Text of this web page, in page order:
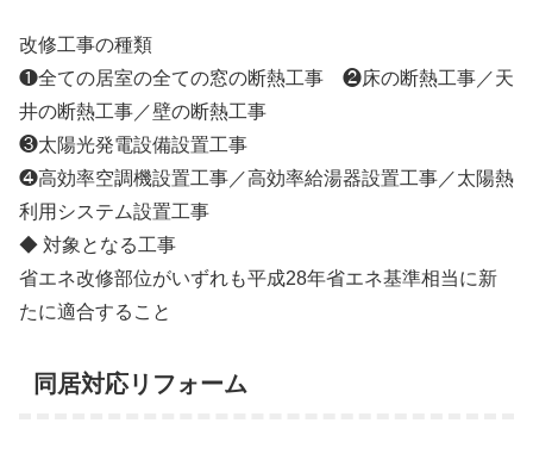
改修工事の種類
❶全ての居室の全ての窓の断熱工事 ❷床の断熱工事／天
井の断熱工事／壁の断熱工事
❸太陽光発電設備設置工事
❹高効率空調機設置工事／高効率給湯器設置工事／太陽熱
利用システム設置工事
◆ 対象となる工事
省エネ改修部位がいずれも平成28年省エネ基準相当に新
たに適合すること
同居対応リフォーム